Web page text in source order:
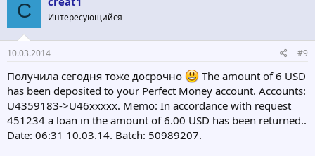
C Интересующийся
10.03.2014 #9
Получила сегодня тоже досрочно
The amount of 6 USD
has been deposited to your Perfect Money account. Accounts:
U4359183->U46ххххх. Memo: In accordance with request
451234 a loan in the amount of 6.00 USD has been returned..
Date: 06:31 10.03.14. Batch: 50989207.